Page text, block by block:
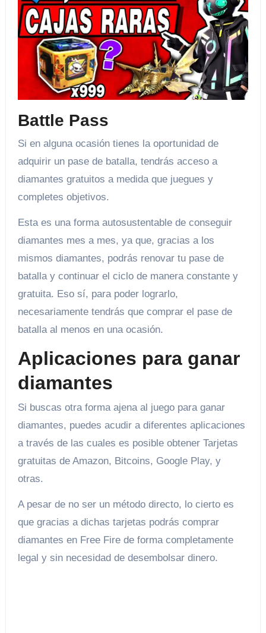
Battle Pass
Si en alguna ocasión tienes la oportunidad de
adquirir un pase de batalla, tendrás acceso a
diamantes gratuitos a medida que juegues y
completes objetivos.
Esta es una forma autosustentable de conseguir
diamantes mes a mes, ya que, gracias a los
mismos diamantes, podrás renovar tu pase de
batalla y continuar el ciclo de manera constante y
gratuita. Eso sí, para poder lograrlo,
necesariamente tendrás que comprar el pase de
batalla al menos en una ocasión.
Aplicaciones para ganar
diamantes
Si buscas otra forma ajena al juego para ganar
diamantes, puedes acudir a diferentes aplicaciones
a través de las cuales es posible obtener Tarjetas
gratuitas de Amazon, Bitcoins, Google Play, y
otras.
A pesar de no ser un método directo, lo cierto es
que gracias a dichas tarjetas podrás comprar
diamantes en Free Fire de forma completamente
legal y sin necesidad de desembolsar dinero.